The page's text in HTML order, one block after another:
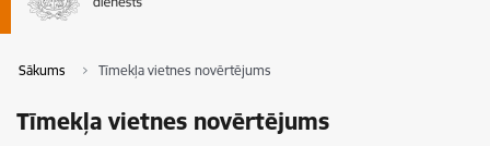
Sākums Tīmekļa vietnes novērtējums
Tīmekļa vietnes novērtējums